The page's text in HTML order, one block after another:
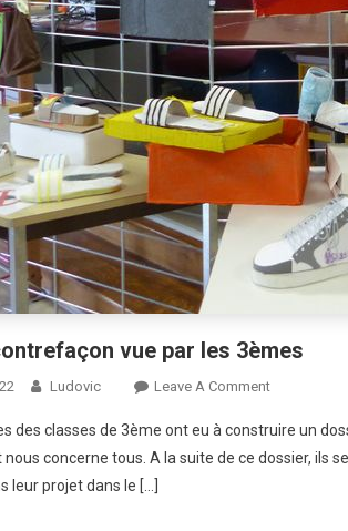
vue par les 3èmes
Ludovic Leave A CommentOn
!
La
des classes de 3ème ont eu à construire un
nous concerne tous. A la suite de ce dossier, ils
leur projet dans le […]